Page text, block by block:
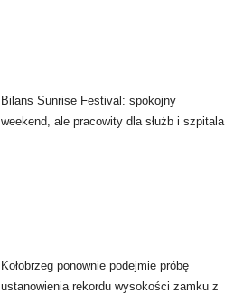
Bilans Sunrise Festival: spokojny
weekend, ale pracowity dla służb i szpitala
Kołobrzeg ponownie podejmie próbę
ustanowienia rekordu wysokości zamku z